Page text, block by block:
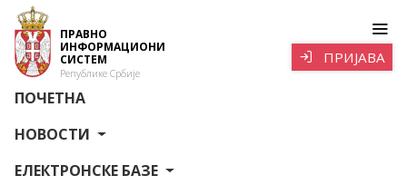
ПРАВНО
ИНФОРМАЦИОНИ
СИСТЕМ
Републике Србије
ПРИЈАВА
ПОЧЕТНА
НОВОСТИ
ЕЛЕКТРОНСКЕ БАЗЕ